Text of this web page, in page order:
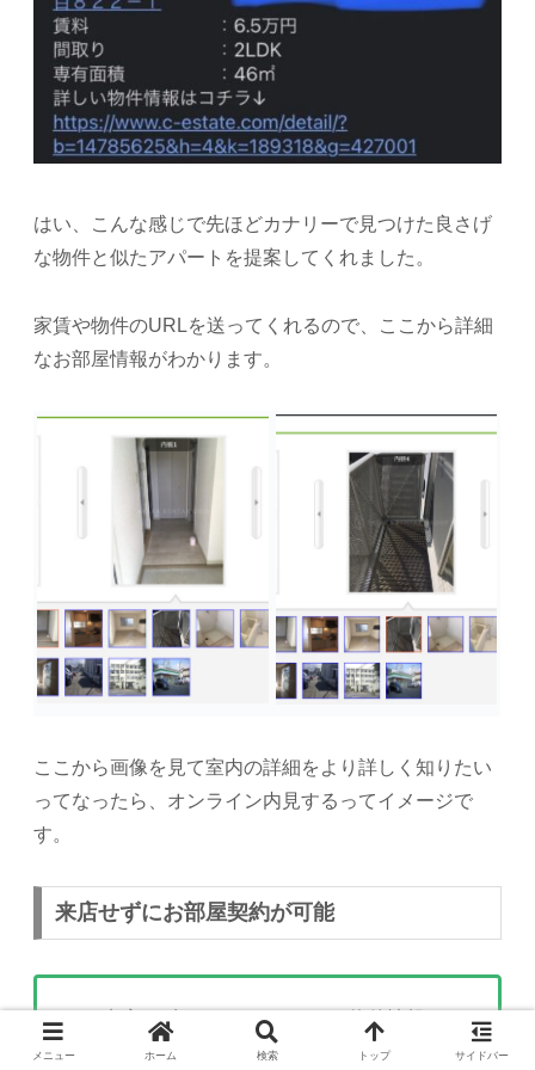
はい、こんな感じで先ほどカナリーで見つけた良さげ
な物件と似たアパートを提案してくれました。
家賃や物件のURLを送ってくれるので、ここから詳細
なお部屋情報がわかります。
ここから画像を見て室内の詳細をより詳しく知りたい
ってなったら、オンライン内見するってイメージで
す。
来店せずにお部屋契約が可能
来店せずにメールやlINEにて物件情報のや
り取り
メニュー ホーム 検索 トップ サイドバー